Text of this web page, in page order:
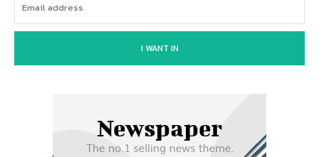
I WANT IN